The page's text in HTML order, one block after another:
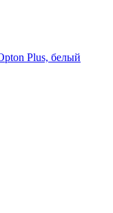
Plus, белый